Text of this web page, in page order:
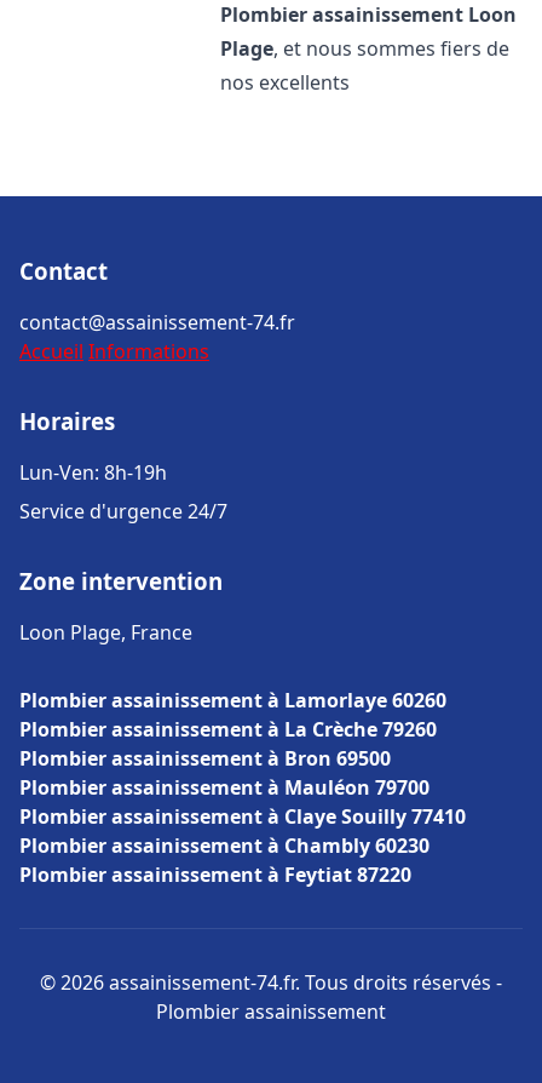
Plombier assainissement Loon
Plage, et nous sommes fiers de
nos excellents
Contact
contact@assainissement-74.fr
Accueil Informations
Horaires
Lun-Ven: 8h-19h
Service d'urgence 24/7
Zone intervention
Loon Plage, France
Plombier assainissement à Lamorlaye 60260
Plombier assainissement à La Crèche 79260
Plombier assainissement à Bron 69500
Plombier assainissement à Mauléon 79700
Plombier assainissement à Claye Souilly 77410
Plombier assainissement à Chambly 60230
Plombier assainissement à Feytiat 87220
© 2026 assainissement-74.fr. Tous droits réservés -
Plombier assainissement